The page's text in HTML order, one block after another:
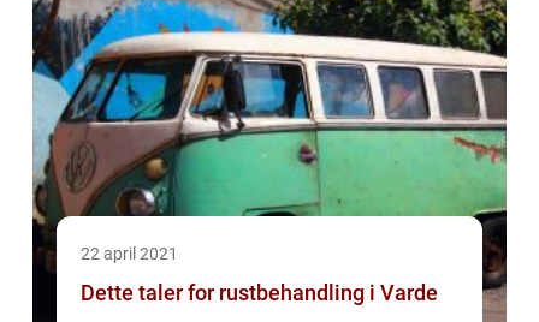
22 april 2021
Dette taler for rustbehandling i Varde